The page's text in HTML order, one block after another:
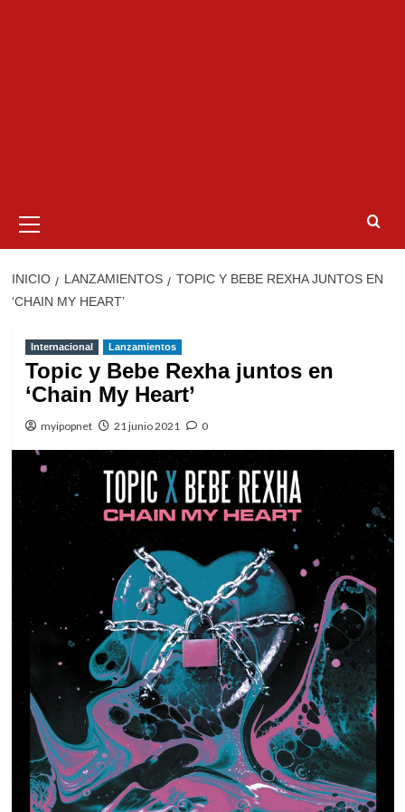
primario
INICIO LANZAMIENTOS
TOPIC Y BEBE REXHA JUNTOS EN
‘CHAIN MY HEART’
Internacional Lanzamientos
Topic y Bebe Rexha juntos en
‘Chain My Heart’
myipopnet 21 junio 2021 0